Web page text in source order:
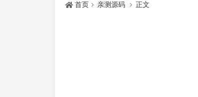
首页 亲测源码 正文